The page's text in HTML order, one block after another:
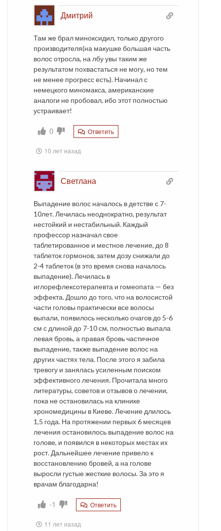
Дмитрий
Там же брал миноксидил, только другого
производителя(на макушке большая часть
волос отросла, на лбу увы таким же
результатом похвастаться не могу, но тем
не менее прогресс есть). Начинал с
немецкого миномакса, американские
аналоги не пробовал, ибо этот полностью
устраивает!
0 Ответить
10 лет назад
Светлана
Выпадение волос началось в детстве с 7-
10лет. Лечилась неоднократно, результат
нестойкий и нестабильный. Каждый
профессор назначал свое
таблетированное и местное лечение, до 8
таблеток гормонов, затем дозу снижали до
2-4 таблеток (в это время снова началось
выпадение). Лечилась в
иглорефлексотерапевта и гомеопата — без
эффекта. Дошло до того, что на волосистой
части головы практически все волосы
выпали, появилось несколько очагов до 5-6
см с длиной до 7-10 см, полностью выпала
левая бровь, а правая бровь частичное
выпадение, также выпадение волос на
других частях тела. После этого я забила
тревогу и занялась усиленным поиском
эффективного лечения. Прочитала много
литературы, советов и отзывов о лечении,
пока не остановилась на клинике
хрономедицины в Киеве. Лечение длилось
1,5 года. На протяжении первых 6 месяцев
лечения остановилось выпадение волос на
голове, и появился в некоторых местах их
рост. Дальнейшее лечение привело к
восстановлению бровей, а на голове
выросли густые жесткие волосы. За это я
врачам благодарна!
-1 Ответить
11 лет назад